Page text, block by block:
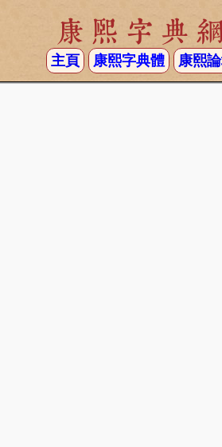
康熙字典
主頁 康熙字典體 康熙